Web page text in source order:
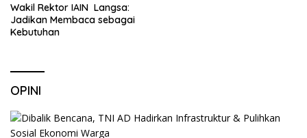
Wakil Rektor IAIN Langsa:
Jadikan Membaca sebagai
Kebutuhan
OPINI